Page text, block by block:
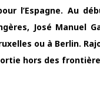
l’Espagne. Au
José Manuel
ou à Berlin.
hors des